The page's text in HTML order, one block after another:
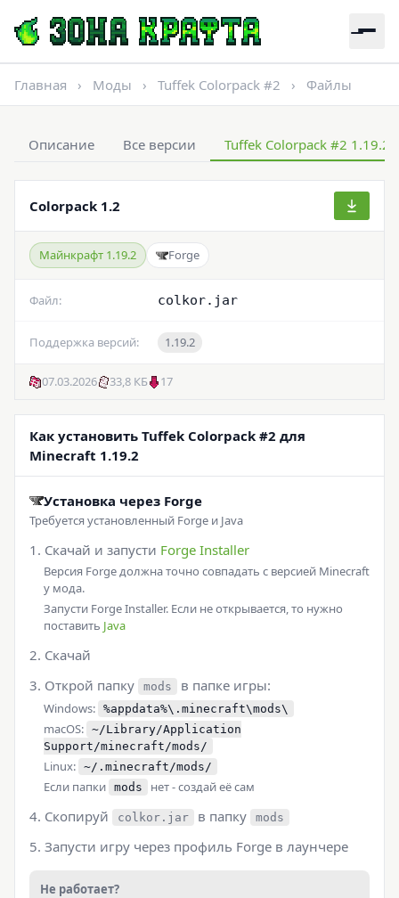
Главная › Моды › Tuffek Colorpack #2 › Файлы
Описание Все версии Tuffek Colorpack #2 1.19.2
Colorpack 1.2
Майнкрафт 1.19.2 Forge
Файл: colkor.jar
Поддержка версий: 1.19.2
07.03.2026 33,8 КБ 17
Как установить Tuffek Colorpack #2 для
Minecraft 1.19.2
Установка через Forge
Требуется установленный Forge и Java
Скачай и запусти Forge Installer
Версия Forge должна точно совпадать с версией Minecraft
у мода.
Запусти Forge Installer. Если не открывается, то нужно
поставить Java
Скачай
Открой папку
mods в папке игры:
Windows: %appdata%\.minecraft\mods\
macOS: ~/Library/Application
Support/minecraft/mods/
Linux: ~/.minecraft/mods/
Если папки mods нет - создай её сам
Скопируй colkor.jar в папку mods
Запусти игру через профиль Forge в лаунчере
Не работает?